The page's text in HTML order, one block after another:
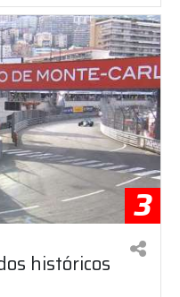
3
históricos